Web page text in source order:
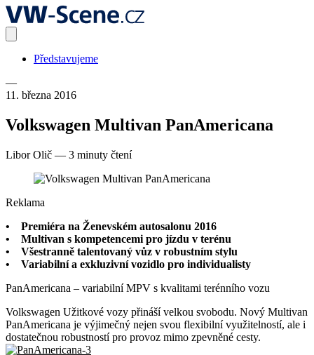
Představujeme
—
11. března 2016
Volkswagen Multivan PanAmericana
Libor Olič — 3 minuty čtení
Reklama
• Premiéra na Ženevském autosalonu 2016
• Multivan s kompetencemi pro jízdu v terénu
• Všestranně talentovaný vůz v robustním stylu
• Variabilní a exkluzivní vozidlo pro individualisty
PanAmericana – variabilní MPV s kvalitami terénního vozu
Volkswagen Užitkové vozy přináší velkou svobodu. Nový Multivan
PanAmericana je výjimečný nejen svou flexibilní využitelností, ale i
dostatečnou robustností pro provoz mimo zpevněné cesty.